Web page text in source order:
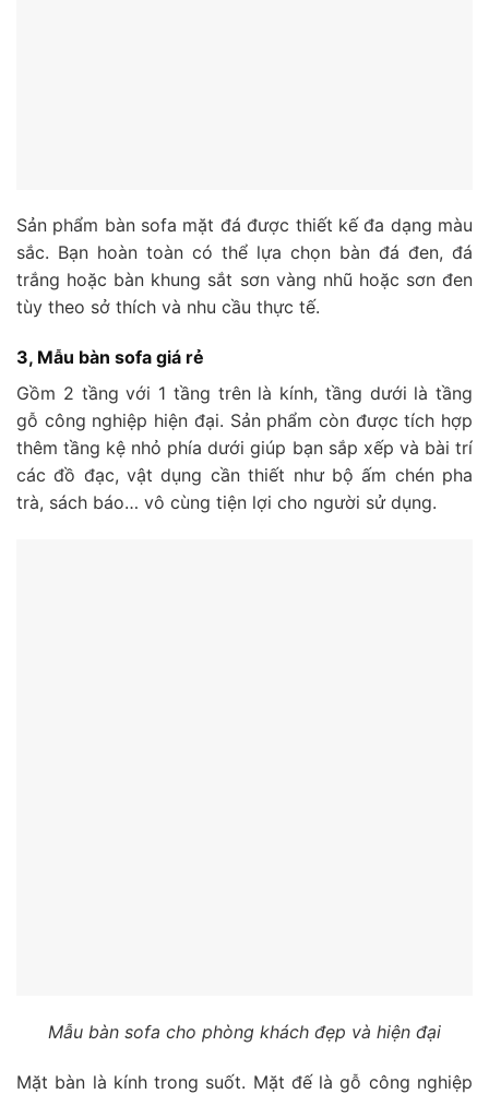
Sản phẩm bàn sofa mặt đá được thiết kế đa dạng màu
sắc. Bạn hoàn toàn có thể lựa chọn bàn đá đen, đá
trắng hoặc bàn khung sắt sơn vàng nhũ hoặc sơn đen
tùy theo sở thích và nhu cầu thực tế.
3, Mẫu bàn sofa giá rẻ
Gồm 2 tầng với 1 tầng trên là kính, tầng dưới là tầng
gỗ công nghiệp hiện đại. Sản phẩm còn được tích hợp
thêm tầng kệ nhỏ phía dưới giúp bạn sắp xếp và bài trí
các đồ đạc, vật dụng cần thiết như bộ ấm chén pha
trà, sách báo… vô cùng tiện lợi cho người sử dụng.
Mẫu bàn sofa cho phòng khách đẹp và hiện đại
Mặt bàn là kính trong suốt. Mặt đế là gỗ công nghiệp